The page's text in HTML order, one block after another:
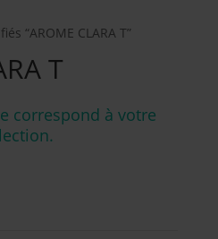
“AROME CLARA T”
T
correspond à votre